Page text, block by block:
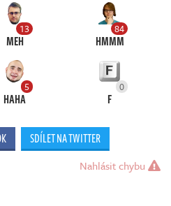
13
MEH
84
HMMM
5
HAHA
0
F
SDÍLET NA TWITTER
Nahlásit chybu